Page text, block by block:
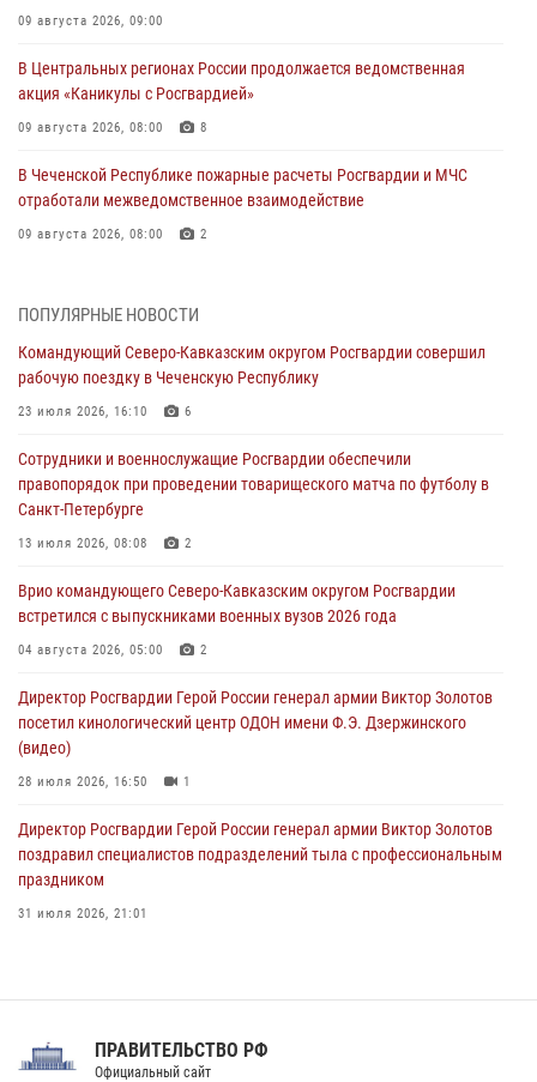
09 августа 2026, 09:00
В Центральных регионах России продолжается ведомственная
акция «Каникулы с Росгвардией»
09 августа 2026, 08:00 8
В Чеченской Республике пожарные расчеты Росгвардии и МЧС
отработали межведомственное взаимодействие
09 августа 2026, 08:00 2
определили на Кубани
В Ульяновске росгвардейцы присоединились к донорской акции
(видео)
В регионах Урала бойцам Росгвардии в зону СВО передали свежие
тиражи газет
09 августа 2026, 05:00
Росгвардейцы провели занятие по стрелковой подготовке для
воспитанников Центра детского, юношеского туризма и
краеведения Луганской Народной Республики
ПОПУЛЯРНЫЕ НОВОСТИ
Командующий Северо-Кавказским округом Росгвардии совершил
рабочую поездку в Чеченскую Республику
23 июля 2026, 16:10 6
Сотрудники и военнослужащие Росгвардии обеспечили
правопорядок при проведении товарищеского матча по футболу в
Санкт-Петербурге
13 июля 2026, 08:08 2
Врио командующего Северо-Кавказским округом Росгвардии
встретился с выпускниками военных вузов 2026 года
04 августа 2026, 05:00 2
Директор Росгвардии Герой России генерал армии Виктор Золотов
посетил кинологический центр ОДОН имени Ф.Э. Дзержинского
(видео)
28 июля 2026, 16:50 1
Директор Росгвардии Герой России генерал армии Виктор Золотов
поздравил специалистов подразделений тыла с профессиональным
праздником
31 июля 2026, 21:01
Праздник «Один день с Росгвардией» к 105-летию Центрального
ПРАВИТЕЛЬСТВО РФ
Официальный сайт